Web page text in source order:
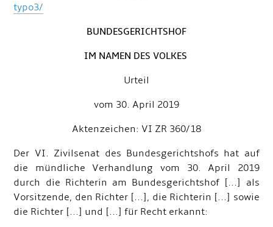
typo3/
BUNDESGERICHTSHOF
IM NAMEN DES VOLKES
Urteil
vom 30. April 2019
Aktenzeichen: VI ZR 360/18
Der VI. Zivilsenat des Bundesgerichtshofs hat auf
die mündliche Verhandlung vom 30. April 2019
durch die Richterin am Bundesgerichtshof [...] als
Vorsitzende, den Richter [...], die Richterin [...] sowie
die Richter [...] und [...] für Recht erkannt: